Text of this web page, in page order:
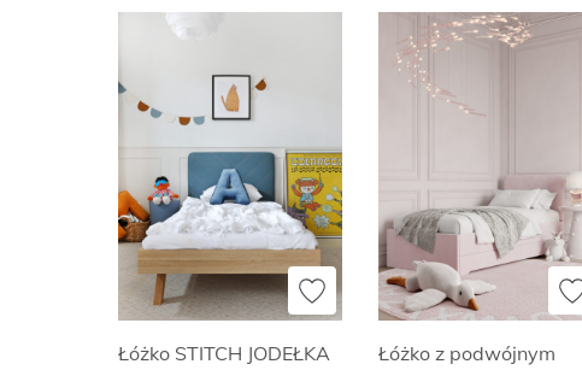
Łóżko STITCH JODEŁKA
Łóżko z podwójnym